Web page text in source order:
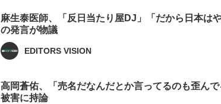
麻生泰医師、「反日当たり屋DJ」「だから日本は
の発言が物議
EDITORS VISION
高岡蒼佑、「売名だなんだとか言ってるのも歪ん
被害に持論